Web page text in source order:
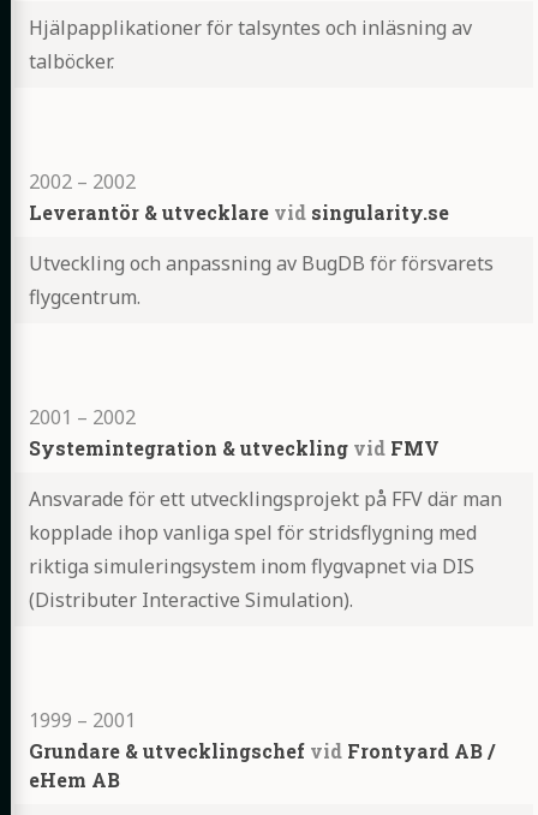
Hjälpapplikationer för talsyntes och inläsning av
talböcker.
2002 – 2002
Leverantör & utvecklare vid singularity.se
Utveckling och anpassning av BugDB för försvarets
flygcentrum.
2001 – 2002
Systemintegration & utveckling vid FMV
Ansvarade för ett utvecklingsprojekt på FFV där man
kopplade ihop vanliga spel för stridsflygning med
riktiga simuleringsystem inom flygvapnet via DIS
(Distributer Interactive Simulation).
1999 – 2001
Grundare & utvecklingschef vid Frontyard AB /
eHem AB